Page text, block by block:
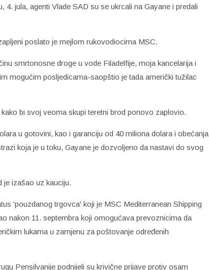
4. jula, agenti Vlade SAD su se ukrcali na Gayane i predali
poslato je mejlom rukovodiocima MSC.
smrtonosne droge u vode Filadelfije, moja kancelarija i
mogućim posljedicama-saopštio je tada američki tužilac
bi svoj veoma skupi teretni brod ponovo zaplovio.
u gotovini, kao i garanciju od 40 miliona dolara i obećanja
koja je u toku, Gayane je dozvoljeno da nastavi do svog
je izašao uz kauciju.
'pouzdanog trgovca' koji je MSC Mediterranean Shipping
nakon 11. septembra koji omogućava prevoznicima da
lukama u zamjenu za poštovanje određenih
Pensilvanije podnijeli su krivične prijave protiv osam